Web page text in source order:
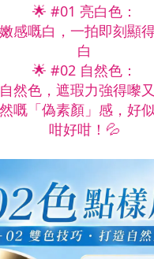
🌟 #01 亮白色：
感嘅白，一拍即刻顯
白
🌟 #02 自然色：
然色，遮瑕力強得嚟
嘅「偽素顏」感，好
咁好咁！💦